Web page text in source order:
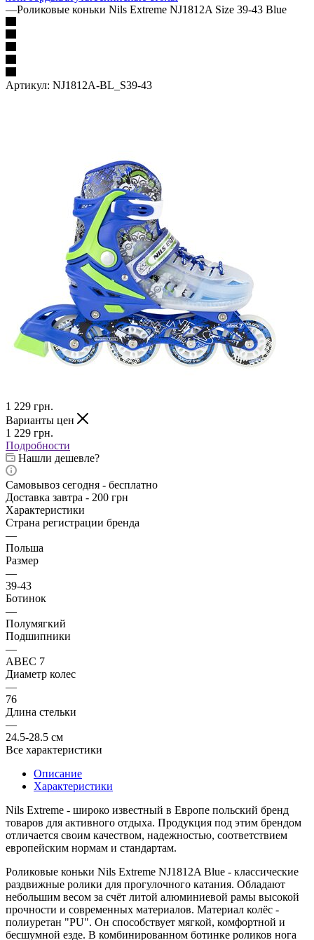
—Роликовые коньки Nils Extreme NJ1812A Size 39-43 Blue
Артикул: NJ1812A-BL_S39-43
1 229 грн.
Варианты цен
1 229 грн.
Подробности
Нашли дешевле?
Самовывоз сегодня - бесплатно
Доставка завтра - 200 грн
Характеристики
Страна регистрации бренда
—
Польша
Размер
—
39-43
Ботинок
—
Полумягкий
Подшипники
—
ABEC 7
Диаметр колес
—
76
Длина стельки
—
24.5-28.5 см
Все характеристики
Описание
Характеристики
Nils Extreme - широко известный в Европе польский бренд
товаров для активного отдыха. Продукция под этим брендом
отличается своим качеством, надежностью, соответствием
европейским нормам и стандартам.
Роликовые коньки Nils Extreme NJ1812A Blue - классические
раздвижные ролики для прогулочного катания. Обладают
небольшим весом за счёт литой алюминиевой рамы высокой
прочности и современных материалов. Материал колёс -
полиуретан "PU". Он способствует мягкой, комфортной и
бесшумной езде. В комбинированном ботинке роликов нога